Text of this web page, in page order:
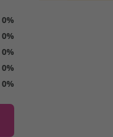
0%
0%
0%
0%
0%